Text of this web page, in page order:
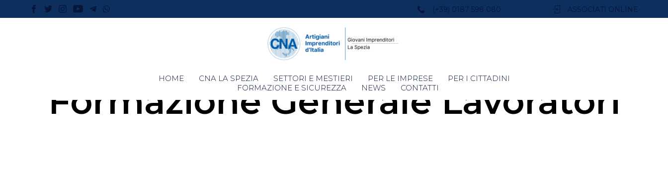
(+39) 0187 598 080 ASSOCIATI ONLINE
Skip
to
HOME CNA LA SPEZIA SETTORI E MESTIERI PER LE IMPRESE
PER I CITTADINI
FORMAZIONE E SICUREZZA
NEWS CONTATTI
Formazione Generale Lavoratori